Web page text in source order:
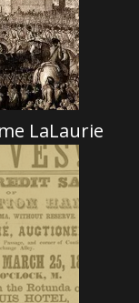
LaLaurie